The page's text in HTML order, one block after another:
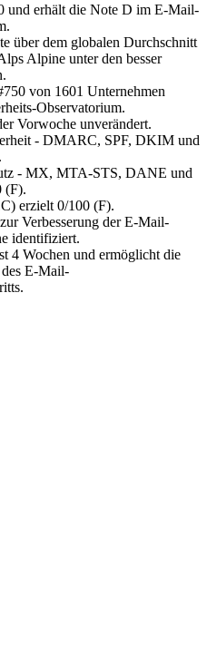
und erhält die Note D im E-Mail-
über dem globalen Durchschnitt
Alpine unter den besser
von 1601 Unternehmen
Observatorium.
Vorwoche unverändert.
- DMARC, SPF, DKIM und
- MX, MTA-STS, DANE und
(F).
erzielt 0/100 (F).
Verbesserung der E-Mail-
identifiziert.
4 Wochen und ermöglicht die
E-Mail-